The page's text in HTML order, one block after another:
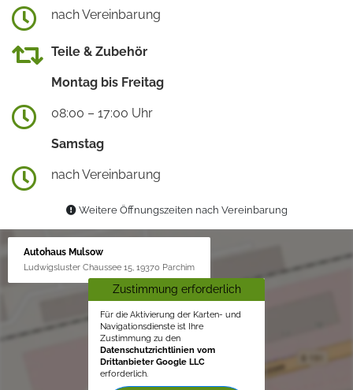
nach Vereinbarung
Teile & Zubehör
Montag bis Freitag
08:00 – 17:00 Uhr
Samstag
nach Vereinbarung
Weitere Öffnungszeiten nach Vereinbarung
Autohaus Mulsow
Ludwigsluster Chaussee 15, 19370 Parchim
Zustimmung erforderlich
Für die Aktivierung der Karten- und
Navigationsdienste ist Ihre
Zustimmung zu den
Datenschutzrichtlinien vom
Drittanbieter Google LLC
erforderlich.